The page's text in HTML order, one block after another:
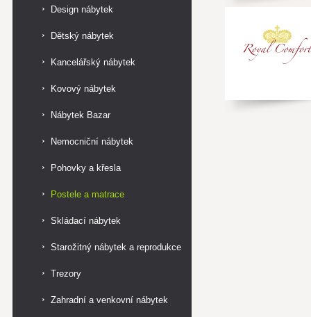
Design nábytek
Dětský nábytek
Kancelářský nábytek
Kovový nábytek
Nábytek Bazar
Nemocniční nábytek
Pohovky a křesla
Postele a matrace
Skládací nábytek
Starožitný nábytek a reprodukce
Trezory
Zahradní a venkovní nábytek